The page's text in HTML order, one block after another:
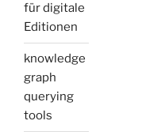
für digitale
Editionen
knowledge
graph
querying
tools